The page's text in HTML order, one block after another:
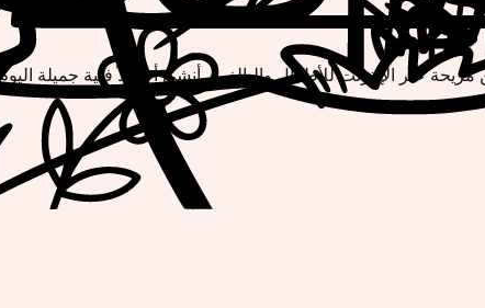
عبر الإنترنت للأطفال والبالغين. أنشئ أعمالاً فنية جميلة اليوم!